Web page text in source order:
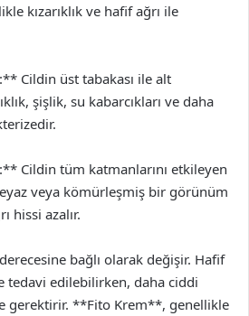
kızarıklık ve hafif ağrı ile
Cildin üst tabakası ile alt
şişlik, su kabarcıkları ve daha
Cildin tüm katmanlarını etkileyen
veya kömürleşmiş bir görünüm
hissi azalır.
bağlı olarak değişir. Hafif
tedavi edilebilirken, daha ciddi
gerektirir. **Fito Krem**, genellikle